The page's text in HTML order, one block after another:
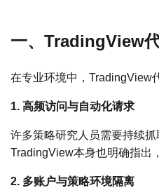
一、TradingView
在专业环境中，TradingView
1. 高频访问与自动化请求
许多策略研究人员需要持续
TradingView本身也明确指出
2. 多账户与策略环境隔离